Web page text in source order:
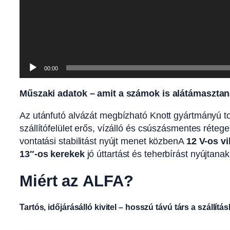
00:00
Műszaki adatok – amit a számok is
Az utánfutó alvázát megbízható Knott gyártmányú
szállítófelület erős, vízálló és csúszásmentes
vontatási stabilitást nyújt menet közbenA 12 V-os
13″-os kerekekjó úttartást és teherbírást
Miért az ALFA?
Tartós, időjárásálló kivitel – hosszú távú társ a